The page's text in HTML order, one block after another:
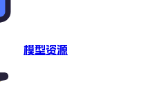
模型资源